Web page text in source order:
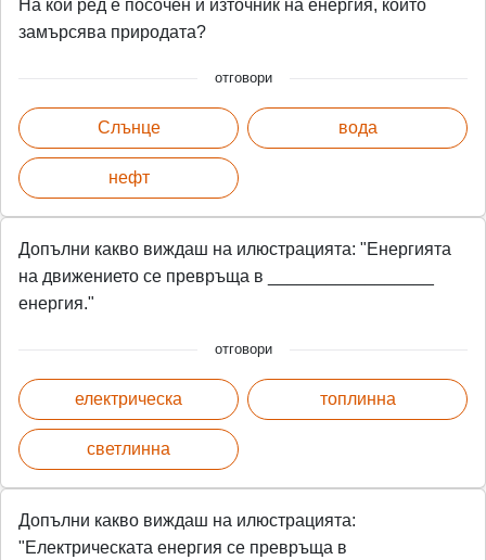
На кой ред е посочен и източник на енергия, който
замърсява природата?
отговори
Слънце
нефт
вода
Допълни какво виждаш на илюстрацията: "Енергията
на движението се превръща в _________________
енергия."
отговори
електрическа
светлинна
топлинна
Допълни какво виждаш на илюстрацията:
"Електрическата енергия се превръща в